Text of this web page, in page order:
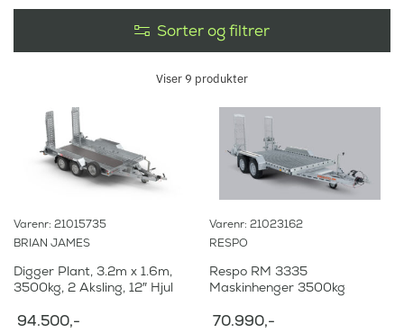
Sorter og filtrer
Viser 9 produkter
Varenr: 21015735
BRIAN JAMES
Digger Plant, 3.2m x 1.6m,
3500kg, 2 Aksling, 12″ Hjul
94.500,-
Varenr: 21023162
RESPO
Respo RM 3335
Maskinhenger 3500kg
70.990,-